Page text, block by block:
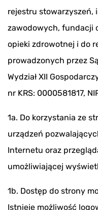
rejestru stowarzyszeń,
zawodowych, fundacji
opieki zdrowotnej i do
prowadzonych przez
Wydział XII
nr KRS: 0000581817,
1a. Do korzystania ze
urządzeń
Internetu oraz
umożliwiającej
1b. Dostęp do strony
Istnieje możliwość